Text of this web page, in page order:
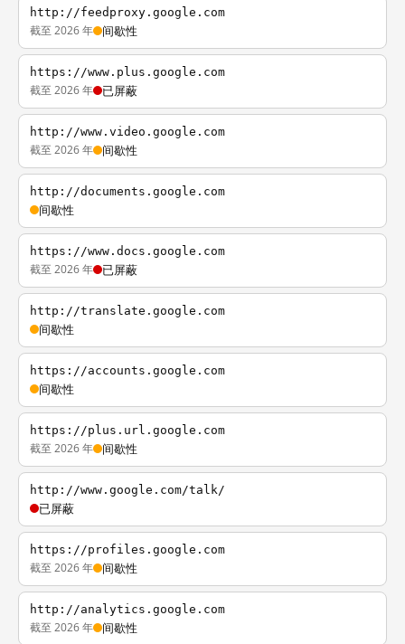
http://feedproxy.google.com
截至 2026 年 间歇性
https://www.plus.google.com
截至 2026 年 已屏蔽
http://www.video.google.com
截至 2026 年 间歇性
http://documents.google.com
间歇性
https://www.docs.google.com
截至 2026 年 已屏蔽
http://translate.google.com
间歇性
https://accounts.google.com
间歇性
https://plus.url.google.com
截至 2026 年 间歇性
http://www.google.com/talk/
已屏蔽
https://profiles.google.com
截至 2026 年 间歇性
http://analytics.google.com
截至 2026 年 间歇性